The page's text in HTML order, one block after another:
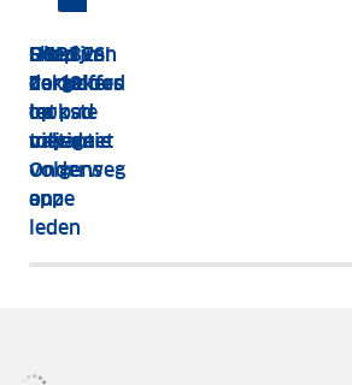
HEBBES!
Zorgeloos
op pad
met de
Onderweg
app
Shop van
dakkoffer
tot
tolvignet
Dit zijn
de 13
leukste
uitjes
volgens
onze
leden
Goed
verzekerd
op
vakantie